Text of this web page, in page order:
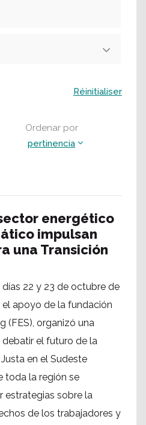
Ordenar por
pertinencia
energético
impulsan
una Transición
días 22 y 23 de octubre de
apoyo de la fundación
(FES), organizó una
debatir el futuro de la
en el Sudeste
toda la región se
estrategias sobre la
de los trabajadores y
Réinitialiser